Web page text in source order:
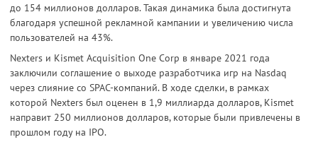
до 154 миллионов долларов. Такая динамика была достигнута
благодаря успешной рекламной кампании и увеличению числа
пользователей на 43%.
Nexters и Kismet Acquisition One Corp в январе 2021 года
заключили соглашение о выходе разработчика игр на Nasdaq
через слияние со SPAC-компаний. В ходе сделки, в рамках
которой Nexters был оценен в 1,9 миллиарда долларов, Kismet
направит 250 миллионов долларов, которые были привлечены в
прошлом году на IPO.